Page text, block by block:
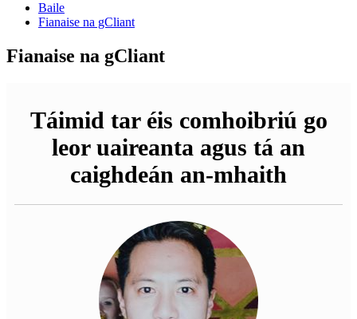
Baile
Fianaise na gCliant
Fianaise na gCliant
Táimid tar éis comhoibriú go
leor uaireanta agus tá an
caighdeán an-mhaith